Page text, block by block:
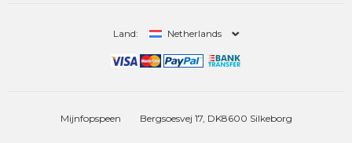
Land: Netherlands
Mijnfopspeen Bergsoesvej 17, DK8600 Silkeborg